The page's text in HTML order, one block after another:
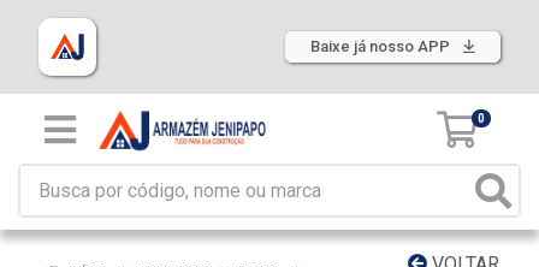
Baixe já nosso APP
0